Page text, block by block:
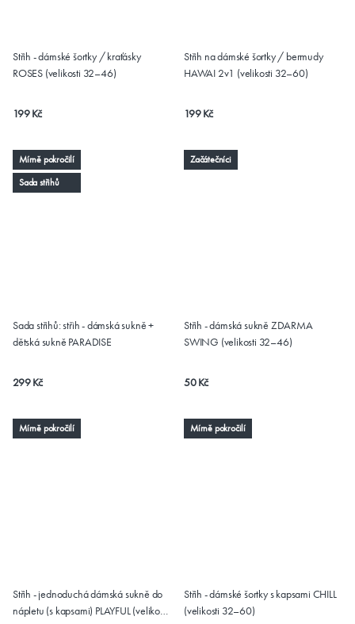
Střih - dámské šortky / kraťásky
ROSES (velikosti 32–46)
199 Kč
Střih na dámské šortky / bermudy
HAWAI 2v1 (velikosti 32–60)
199 Kč
Sada střihů: střih - dámská sukně +
dětská sukně PARADISE
299 Kč
Mírně pokročilí
Sada střihů
Střih - dámská sukně ZDARMA
SWING (velikosti 32–46)
50 Kč
Začátečníci
Střih - jednoduchá dámská sukně do
nápletu (s kapsami) PLAYFUL (velikosti
Mírně pokročilí
Střih - dámské šortky s kapsami CHILL
(velikosti 32–60)
Mírně pokročilí